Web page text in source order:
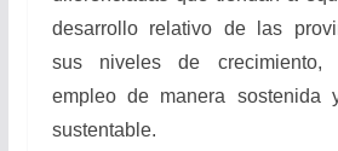
desarrollo relativo de las
sus niveles de crecimiento,
empleo de manera sostenida
sustentable.